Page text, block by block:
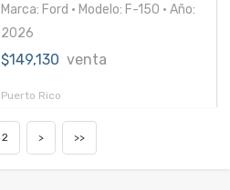
Marca: Ford • Modelo: F-150 • Año:
2026
$149,130 venta
Puerto Rico
2 > >>